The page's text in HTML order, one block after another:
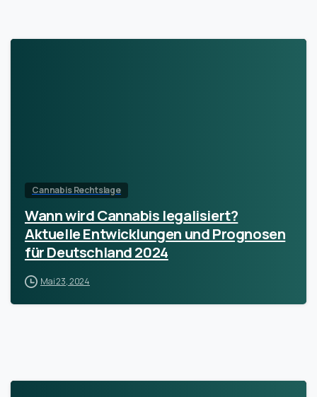
Cannabis Rechtslage
Wann wird Cannabis legalisiert?
Aktuelle Entwicklungen und Prognosen
für Deutschland 2024
Mai 23, 2024